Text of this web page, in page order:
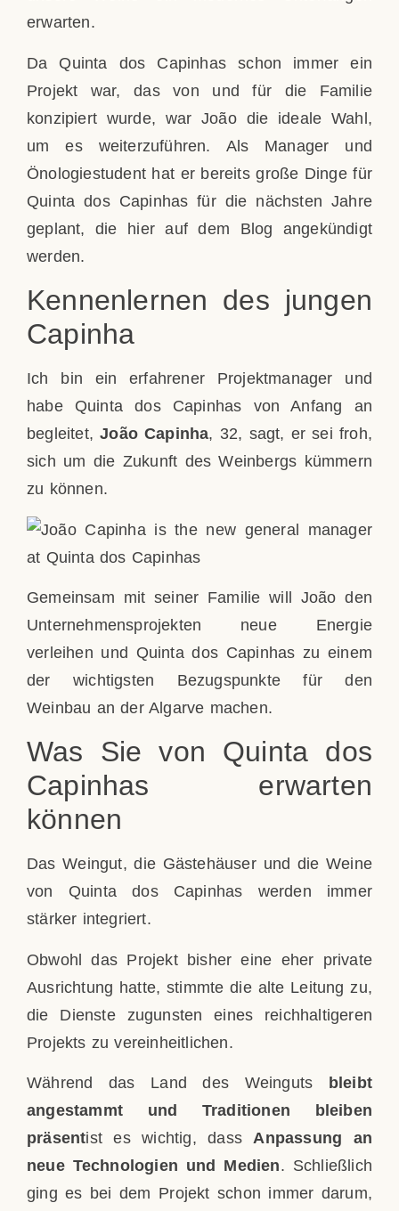
erwarten.
Da Quinta dos Capinhas schon immer ein
Projekt war, das von und für die Familie
konzipiert wurde, war João die ideale Wahl,
um es weiterzuführen. Als Manager und
Önologiestudent hat er bereits große Dinge für
Quinta dos Capinhas für die nächsten Jahre
geplant, die hier auf dem Blog angekündigt
werden.
Kennenlernen des jungen
Capinha
Ich bin ein erfahrener Projektmanager und
habe Quinta dos Capinhas von Anfang an
begleitet,João Capinha, 32, sagt, er sei froh,
sich um die Zukunft des Weinbergs kümmern
zu können.
Gemeinsam mit seiner Familie will João den
Unternehmensprojekten neue Energie
verleihen und Quinta dos Capinhas zu einem
der wichtigsten Bezugspunkte für den
Weinbau an der Algarve machen.
Was Sie von Quinta dos
Capinhas erwarten
können
Das Weingut, die Gästehäuser und die Weine
von Quinta dos Capinhas werden immer
stärker integriert.
Obwohl das Projekt bisher eine eher private
Ausrichtung hatte, stimmte die alte Leitung zu,
die Dienste zugunsten eines reichhaltigeren
Projekts zu vereinheitlichen.
Während das Land des Weinguts
bleibt
angestammt und Traditionen bleiben
präsentist es wichtig, dassAnpassung an
neue Technologien und Medien. Schließlich
ging es bei dem Projekt schon immer darum,